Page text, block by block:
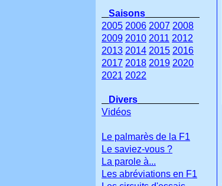
Saisons
2005 2006 2007 2008
2009 2010 2011 2012
2013 2014 2015 2016
2017 2018 2019 2020
2021 2022
Divers
Vidéos
Le palmarès de la F1
Le saviez-vous ?
La parole à...
Les abréviations en F1